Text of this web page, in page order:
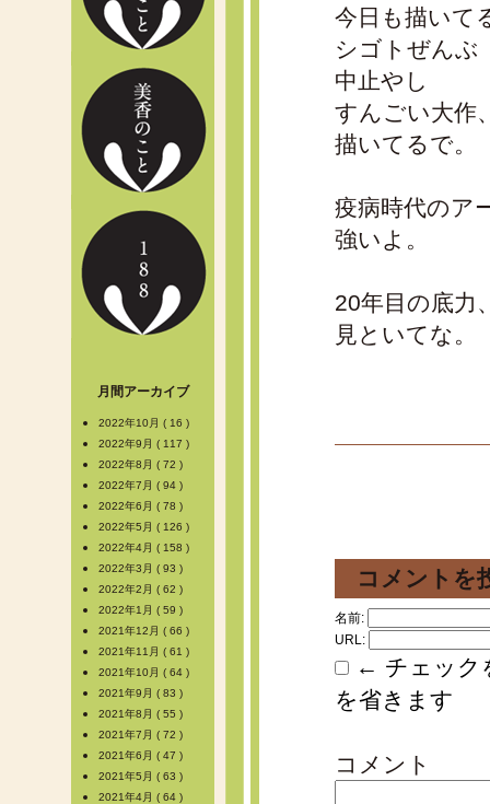
今日も描いて
シゴトぜんぶ
中止やし
すんごい大作
描いてるで。
疫病時代のア
強いよ。
20年目の底力
見といてな。
コメントを
名前:
URL:
← チェック
を省きます
コメント
月間アーカイブ
2022年10月 ( 16 )
2022年9月 ( 117 )
2022年8月 ( 72 )
2022年7月 ( 94 )
2022年6月 ( 78 )
2022年5月 ( 126 )
2022年4月 ( 158 )
2022年3月 ( 93 )
2022年2月 ( 62 )
2022年1月 ( 59 )
2021年12月 ( 66 )
2021年11月 ( 61 )
2021年10月 ( 64 )
2021年9月 ( 83 )
2021年8月 ( 55 )
2021年7月 ( 72 )
2021年6月 ( 47 )
2021年5月 ( 63 )
2021年4月 ( 64 )